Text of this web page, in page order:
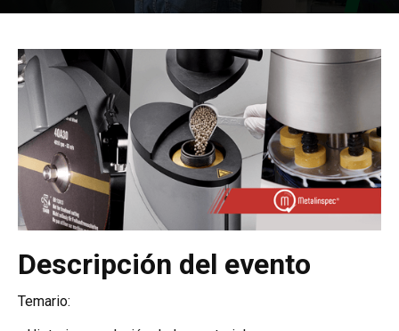
Descripción del evento
Temario: